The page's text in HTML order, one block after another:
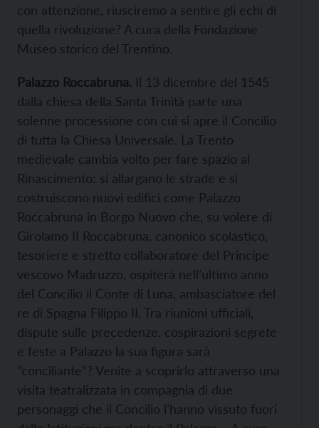
con attenzione, riusciremo a sentire gli echi di
quella rivoluzione? A cura della Fondazione
Museo storico del Trentino.
Palazzo Roccabruna. Il 13 dicembre del 1545
dalla chiesa della Santa Trinità parte una
solenne processione con cui si apre il Concilio
di tutta la Chiesa Universale. La Trento
medievale cambia volto per fare spazio al
Rinascimento: si allargano le strade e si
costruiscono nuovi edifici come Palazzo
Roccabruna in Borgo Nuovo che, su volere di
Girolamo II Roccabruna, canonico scolastico,
tesoriere e stretto collaboratore del Principe
vescovo Madruzzo, ospiterà nell’ultimo anno
del Concilio il Conte di Luna, ambasciatore del
re di Spagna Filippo II. Tra riunioni ufficiali,
dispute sulle precedenze, cospirazioni segrete
e feste a Palazzo la sua figura sarà
“conciliante”? Venite a scoprirlo attraverso una
visita teatralizzata in compagnia di due
personaggi che il Concilio l’hanno vissuto fuori